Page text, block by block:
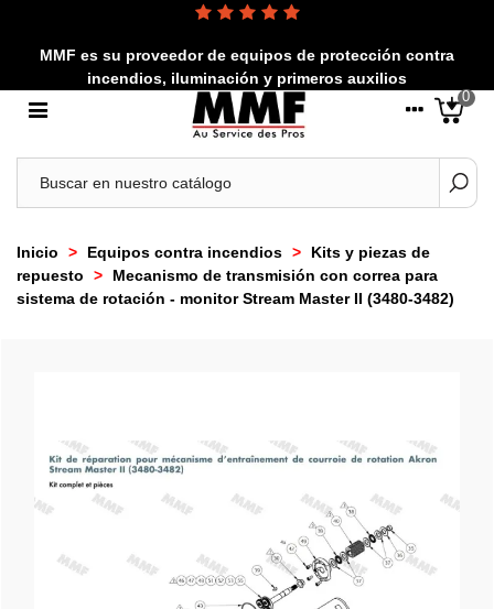
MMF es su proveedor de equipos de protección contra
incendios, iluminación y primeros auxilios
0
Inicio > Equipos contra incendios >
Kits y piezas de
repuesto
>
Mecanismo de transmisión con correa para
sistema de rotación - monitor Stream Master II (3480-3482)